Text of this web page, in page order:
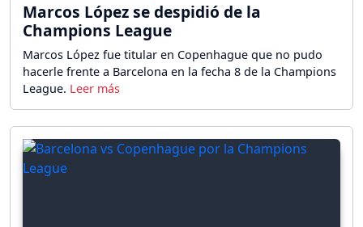
Marcos López se despidió de la
Champions League
Marcos López fue titular en Copenhague que no pudo
hacerle frente a Barcelona en la fecha 8 de la Champions
League.